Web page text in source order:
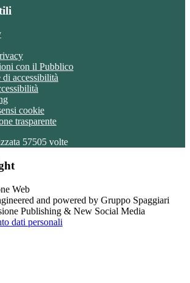
con il Pubblico
accessibilità
cookie
trasparente
57505 volte
and powered by Gruppo Spaggiari
Publishing & New Social Media
dati personali